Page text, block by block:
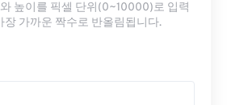
높이를 픽셀 단위(0~10000)로 입력
장 가까운 짝수로 반올림됩니다.